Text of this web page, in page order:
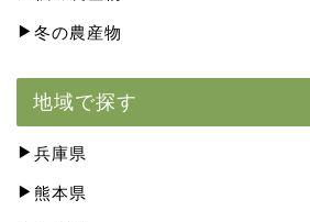
冬の農産物
地域で探す
兵庫県
熊本県